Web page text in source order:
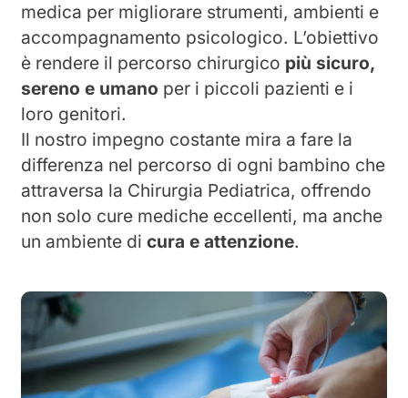
medica per migliorare strumenti, ambienti e
accompagnamento psicologico. L’obiettivo
è rendere il percorso chirurgico più sicuro,
sereno e umano per i piccoli pazienti e i
loro genitori.
Il nostro impegno costante mira a fare la
differenza nel percorso di ogni bambino che
attraversa la Chirurgia Pediatrica, offrendo
non solo cure mediche eccellenti, ma anche
un ambiente dicura e attenzione.